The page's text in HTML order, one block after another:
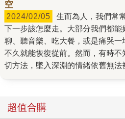
空
2024/02/05
下一步該怎麼走。大部分我們都
聊、聽音樂、吃大餐，或是痛哭一
不久就能恢復從前。然而，有時
切方法，墜入深淵的情緒依舊無法
谷，但是現在的她已經復原，並寫
空》，以她擅長的插畫和文字，撫
超值合購